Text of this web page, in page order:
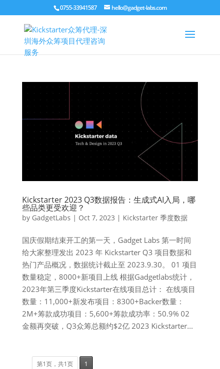
0755-33941587 hello@gadget-labs.com
Kickstarter 2023 Q3数据报告：生成式AI入局，哪
些品类更受欢迎？
by GadgetLabs | Oct 7, 2023 | Kickstarter 季度数据
国庆假期结束开工的第一天，Gadget Labs 第一时间
给大家整理发出 2023 年 Kickstarter Q3 项目数据和
热门产品概况，数据统计截止至 2023.9.30。 01 项目
数量稳定，8000+新项目上线 根据Gadgetlabs统计，
2023年第三季度Kickstarter在线项目总计： 在线项目
数量：11,000+新发布项目：8300+Backer数量：
2M+筹款成功项目：5,600+筹款成功率：50.9% 02
金额再突破，Q3众筹总额约$2亿 2023 Kickstarter...
第1页，共1页 1